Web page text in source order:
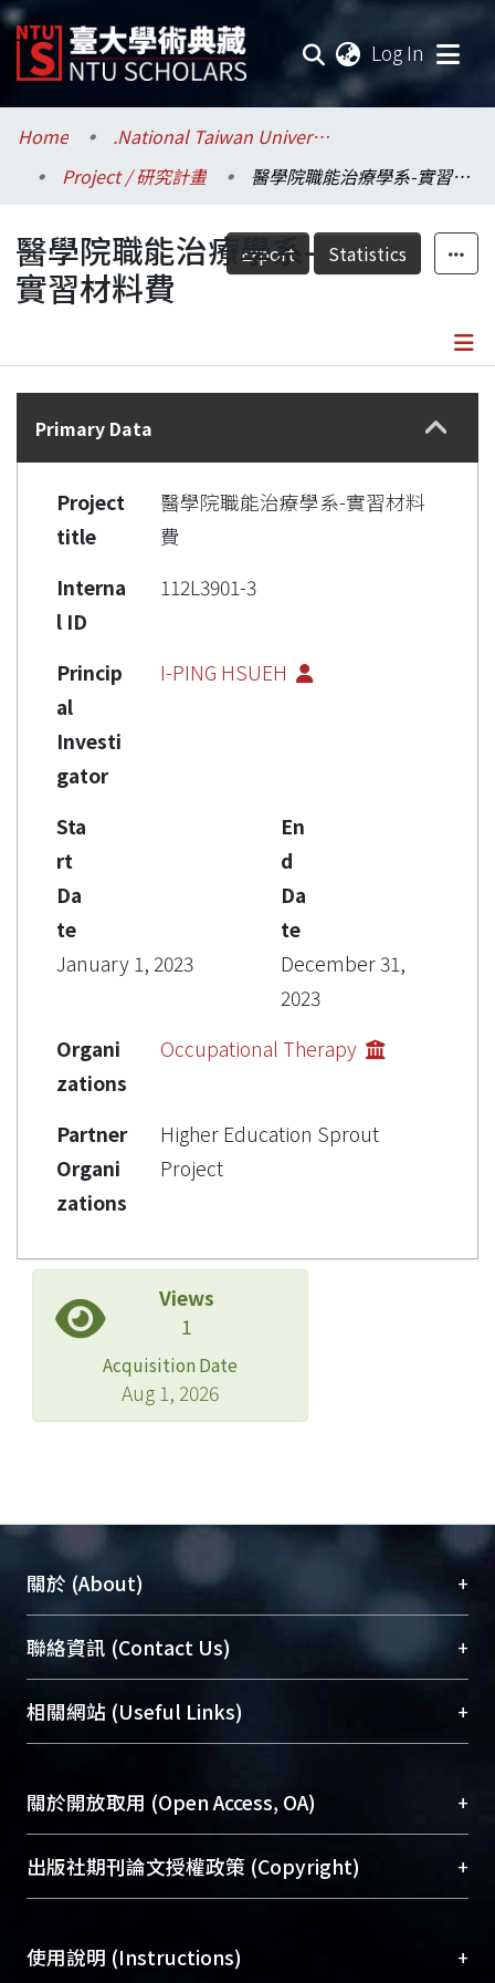
Log In
Communities & Collections
Research Outputs
Fundings & Projects
Researchers
Statistics
Home
.National Taiwan University / 國立臺灣大學
Project / 研究計畫
醫學院職能治療學系-實習材料費
Export Statistics
醫學院職能治療學系-
實習材料費
Details
Primary Data
Project
title
醫學院職能治療學系-實習材料
費
Interna
l ID
112L3901-3
Princip
al
Investi
gator
I-PING HSUEH
Sta
rt
Da
te
January 1, 2023
En
d
Da
te
December 31,
2023
Organi
zations
Occupational Therapy
Partner
Organi
zations
Higher Education Sprout
Project
Views
1
Acquisition Date
Aug 1, 2026
關於 (About) +
臺大位居世界頂尖大學之列，為永久珍藏及向國際
展現本校豐碩的研究成果及學術能量，圖書館整合
機構典藏（NTUR）與學術庫（AH）不同功能平
台，成為臺大學術典藏NTU scholars。期能整合研
成果。
To permanently archive and promote researcher
profiles and scholarly works, Library integrates the
services of “NTU Repository” with “Academic
聯絡資訊 (Contact Us) +
總館學科館員(Main Library)
醫學圖書館學科館員(Medical Library)
Sciences Library)
相關網站 (Useful Links) +
關於開放取用 (Open Access, OA) +
開放取用是從使用者角度提升資訊取用性的社會運
動，應用在學術研究上是透過將研究著作公開供使
用逐年攀升。同時可加速研究發展、提升研究影響
出版社期刊論文授權政策 (Copyright) +
含部分內容的版權非匯入者所有，或由第三方贊
使用說明 (Instructions) +